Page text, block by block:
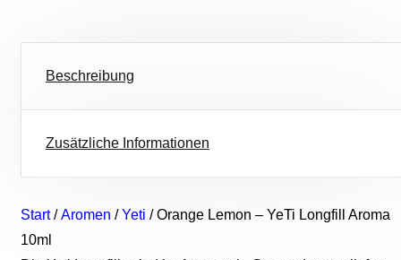
Beschreibung
Zusätzliche Informationen
Start/Aromen /Yeti / Orange Lemon – YeTi Longfill Aroma
10ml